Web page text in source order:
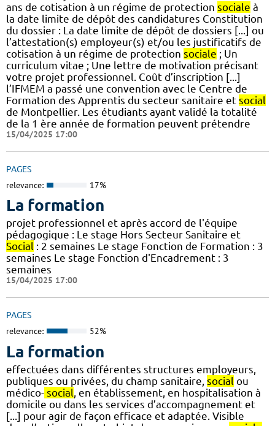
ans de cotisation à un régime de protection sociale à
la date limite de dépôt des candidatures Constitution
du dossier : La date limite de dépôt de dossiers [...] ou
l’attestation(s) employeur(s) et/ou les justificatifs de
cotisation à un régime de protection sociale ; Un
curriculum vitae ; Une lettre de motivation précisant
votre projet professionnel. Coût d’inscription [...]
l’IFMEM a passé une convention avec le Centre de
Formation des Apprentis du secteur sanitaire et social
de Montpellier. Les étudiants ayant validé la totalité
de la 1 ère année de formation peuvent prétendre
15/04/2025 17:00
PAGES
relevance: 17%
La formation
projet professionnel et après accord de l'équipe
pédagogique : Le stage Hors Secteur Sanitaire et
Social : 2 semaines Le stage Fonction de Formation : 3
semaines Le stage Fonction d'Encadrement : 3
semaines
15/04/2025 17:00
PAGES
relevance: 52%
La formation
effectuées dans différentes structures employeurs,
publiques ou privées, du champ sanitaire, social ou
médico- social , en établissement, en hospitalisation à
domicile ou dans les services d’accompagnement et
[...] pour agir de façon efficace et adaptée. Visible